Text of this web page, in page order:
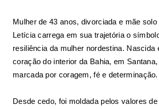
Mulher de 43 anos, divorciada e mãe solo
Letícia carrega em sua trajetória o
resiliência da mulher nordestina. Nascida
coração do interior da Bahia, em
marcada por coragem, fé e determinação.
Desde cedo, foi moldada pelos valores